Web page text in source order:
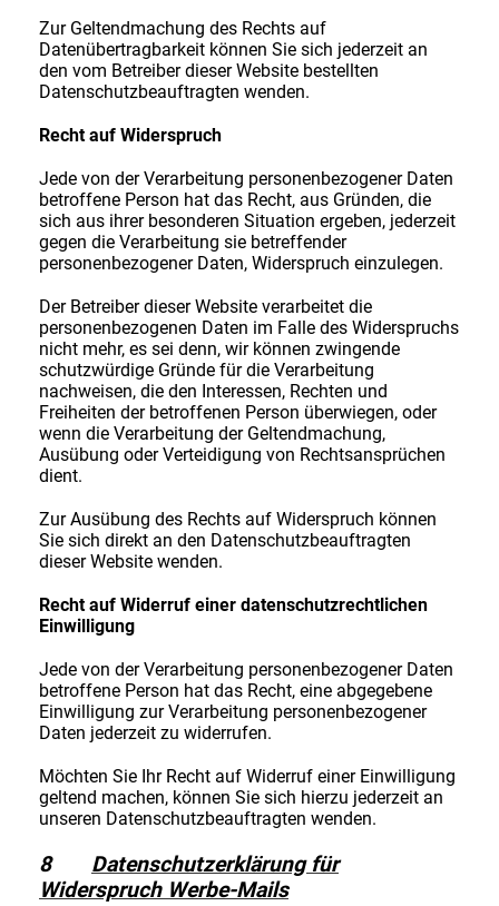
Zur Geltendmachung des Rechts auf
Datenübertragbarkeit können Sie sich jederzeit an
den vom Betreiber dieser Website bestellten
Datenschutzbeauftragten wenden.
Recht auf Widerspruch
Jede von der Verarbeitung personenbezogener Daten
betroffene Person hat das Recht, aus Gründen, die
sich aus ihrer besonderen Situation ergeben, jederzeit
gegen die Verarbeitung sie betreffender
personenbezogener Daten, Widerspruch einzulegen.
Der Betreiber dieser Website verarbeitet die
personenbezogenen Daten im Falle des Widerspruchs
nicht mehr, es sei denn, wir können zwingende
schutzwürdige Gründe für die Verarbeitung
nachweisen, die den Interessen, Rechten und
Freiheiten der betroffenen Person überwiegen, oder
wenn die Verarbeitung der Geltendmachung,
Ausübung oder Verteidigung von Rechtsansprüchen
dient.
Zur Ausübung des Rechts auf Widerspruch können
Sie sich direkt an den Datenschutzbeauftragten
dieser Website wenden.
Recht auf Widerruf einer datenschutzrechtlichen
Einwilligung
Jede von der Verarbeitung personenbezogener Daten
betroffene Person hat das Recht, eine abgegebene
Einwilligung zur Verarbeitung personenbezogener
Daten jederzeit zu widerrufen.
Möchten Sie Ihr Recht auf Widerruf einer Einwilligung
geltend machen, können Sie sich hierzu jederzeit an
unseren Datenschutzbeauftragten wenden.
8
Datenschutzerklärung für
Widerspruch Werbe-Mails